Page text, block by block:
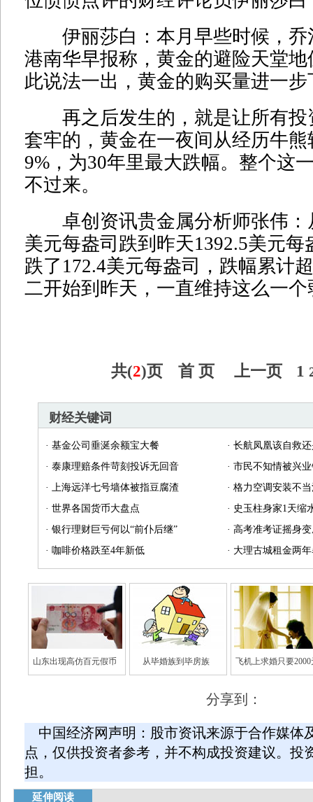
伊丽莎白：本月早些时候，乔
港南华早报称，黄金的避险天堂
此说法一出，黄金的购买量进一步
再之后发生的，就是让所有投
套牢的，黄金在一夜间从经历牛
9%，为30年里最大跌幅。整个这
不过来。
卓创资讯贵金属分析师张伟：
美元每盎司跌到昨天1392.5美元每
跌了172.4美元每盎司，跌幅累计
二开始到昨天，一直维持这么一
共(2)页 首 页 上一页 1
财经关键词
· 基金公司垂涎余额宝大餐 · 长航凤凰该自救
· 泰康理赔条件苛刻投诉无回音 · 市民不知情被兴
· 上海远洋七号墙体被指豆腐渣 · 格力空调安装不
· 世界各国货币大盘点 · 史玉柱身家1天缩
· 银行理财巨亏何以“前仆后继” · 高考准考证摇身
· 咖啡价格跌至4年新低 · 大理古城租金两
山东出现高仿百元假币 从毕婚族到毕房族 飞机上求婚只要2000
分享到：
中国经济网声明：股市资讯来源于合作媒体
点，仅供投资者参考，并不构成投资建议。投
担。
延伸阅读